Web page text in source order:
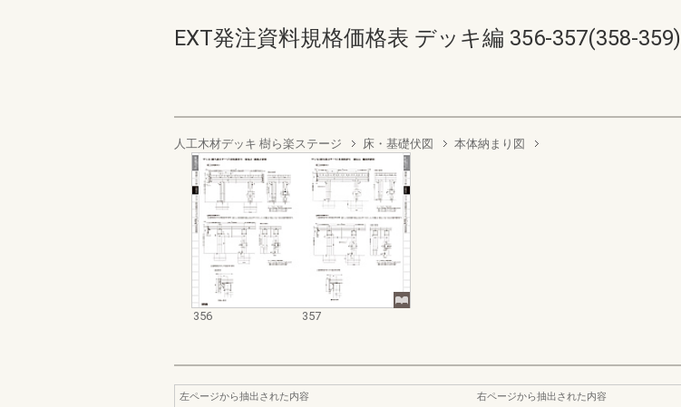
EXT発注資料規格価格表 デッキ編 356-357(358-359)
人工木材デッキ 樹ら楽ステージ 床・基礎伏図 本体納まり図
356 357
左ページから抽出された内容
右ページから抽出された内容